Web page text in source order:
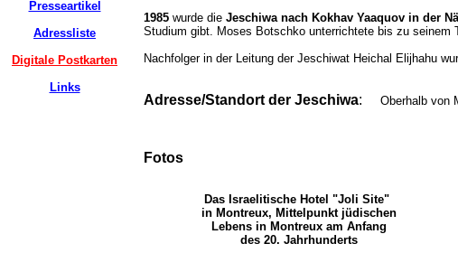
Presseartikel
Adressliste
Digitale Postkarten
Links
1985 wurde die Jeschiwa nach Kokhav Yaaquov in der
Studium gibt. Moses Botschko unterrichtete bis zu seinem
Nachfolger in der Leitung der Jeschiwat Heichal Elijhahu
Adresse/Standort der Jeschiwa: Oberhalb von
Fotos
Das Israelitische Hotel "Joli Site"
in Montreux, Mittelpunkt jüdischen
Lebens in Montreux am Anfang
des 20. Jahrhunderts